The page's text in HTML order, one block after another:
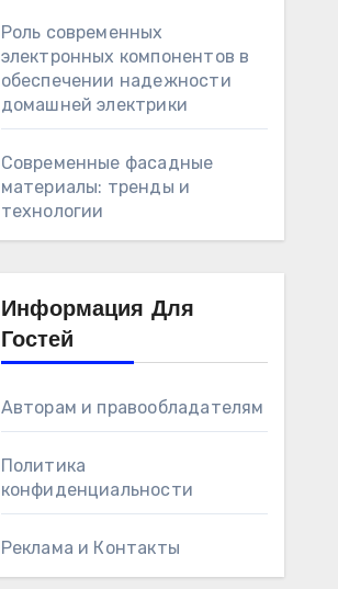
Роль современных
электронных компонентов в
обеспечении надежности
домашней электрики
Современные фасадные
материалы: тренды и
технологии
Информация Для
Гостей
Авторам и правообладателям
Политика
конфиденциальности
Реклама и Контакты